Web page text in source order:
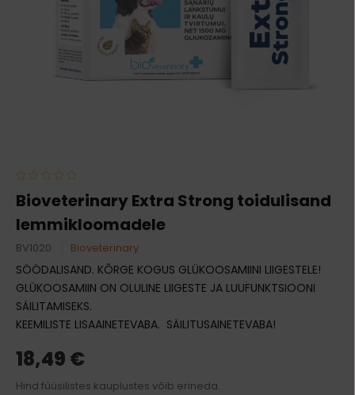
Bioveterinary Extra Strong toidulisand
lemmikloomadele
BV1020 Bioveterinary
SÖÖDALISAND. KÕRGE KOGUS GLÜKOOSAMIINI LIIGESTELE!
GLÜKOOSAMIIN ON OLULINE LIIGESTE JA LUUFUNKTSIOONI
SÄILITAMISEKS.
KEEMILISTE LISAAINETEVABA. SÄILITUSAINETEVABA!
18,49 €
Hind füüsilistes kauplustes võib erineda.